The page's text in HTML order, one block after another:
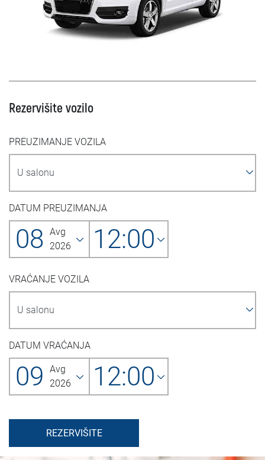
Rezervišite vozilo
PREUZIMANJE VOZILA
DATUM PREUZIMANJA
08 Avg
2026
12:00
VRAĆANJE VOZILA
DATUM VRAĆANJA
09
Avg
2026
12:00
REZERVIŠITE